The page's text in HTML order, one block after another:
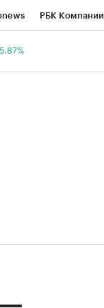
РБК Компании
Визионеры